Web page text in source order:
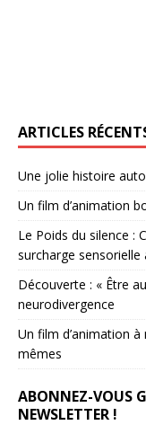
ARTICLES
Une jolie histoire
Un film d’animation
Le Poids du silence :
surcharge
Découverte : « Être
neurodivergence
Un film d’animation
mêmes
ABONNEZ-VOUS
NEWSLETTER !